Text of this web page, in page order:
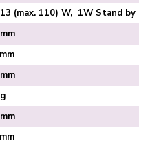
(max. 110) W, 1W Stand by